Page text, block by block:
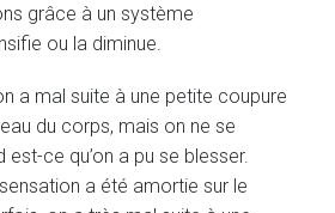
grâce à un système
ou la diminue.
a mal suite à une petite coupure
du corps, mais on ne se
est-ce qu’on a pu se blesser.
a été amortie sur le